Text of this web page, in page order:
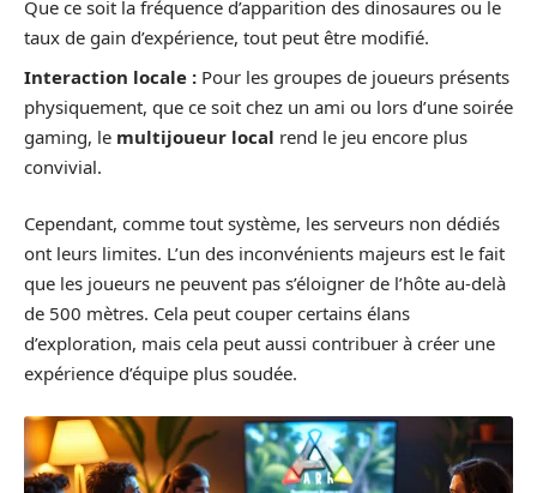
Que ce soit la fréquence d’apparition des dinosaures ou le
taux de gain d’expérience, tout peut être modifié.
Interaction locale : Pour les groupes de joueurs présents
physiquement, que ce soit chez un ami ou lors d’une soirée
gaming, le multijoueur local rend le jeu encore plus
convivial.
Cependant, comme tout système, les serveurs non dédiés
ont leurs limites. L’un des inconvénients majeurs est le fait
que les joueurs ne peuvent pas s’éloigner de l’hôte au-delà
de 500 mètres. Cela peut couper certains élans
d’exploration, mais cela peut aussi contribuer à créer une
expérience d’équipe plus soudée.